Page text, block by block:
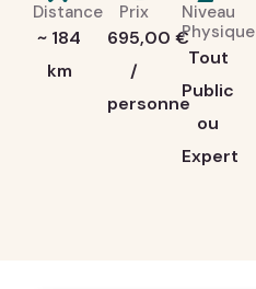
Distance
~ 184
km
Prix
695,00 €
/
personne
Niveau
Physique
Tout
Public
ou
Expert